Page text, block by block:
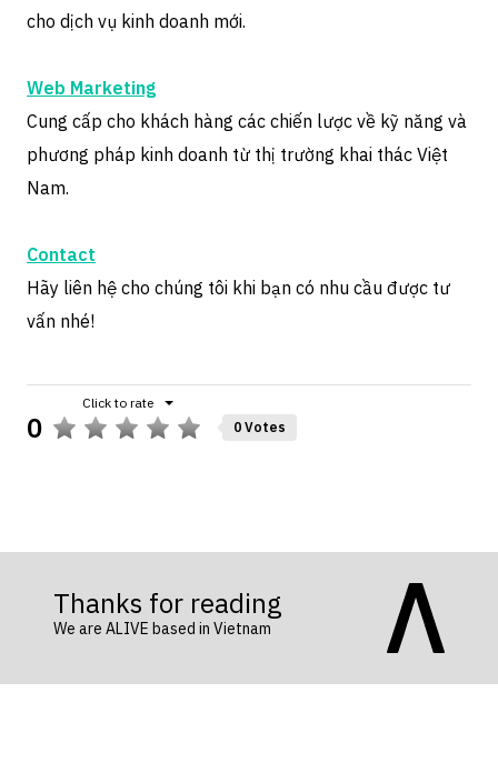
cho dịch vụ kinh doanh mới.
Web Marketing
Cung cấp cho khách hàng các chiến lược về kỹ năng và
phương pháp kinh doanh từ thị trường khai thác Việt
Nam.
Contact
Hãy liên hệ cho chúng tôi khi bạn có nhu cầu được tư
vấn nhé!
0 0 Votes
Thanks for reading
We are ALIVE based in Vietnam